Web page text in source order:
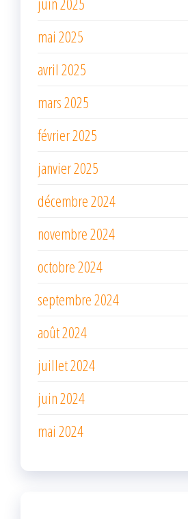
mai 2025
avril 2025
mars 2025
février 2025
janvier 2025
décembre 2024
novembre 2024
octobre 2024
septembre 2024
août 2024
juillet 2024
juin 2024
mai 2024